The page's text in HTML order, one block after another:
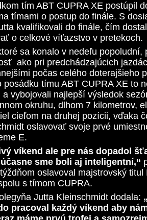
tím ABT CUPRA XE postúpil
tímami o postup do finále. S
kvalifikovali do finále, čím
o celkové víťazstvo v pretekoch.
sa konalo v nedeľu popoludní,
ako pri predchádzajúcich
počas celého doterajšieho
posádku tímu ABT CUPRA XE to
vybojovali najlepší výsledok
okruhu, dlhom 7 kilometrov,
cieľom na druhej pozícii, vďaka
oslavovať svoje prvé
E.
víkend ale pre nás dopadol
sme boli aj inteligentní,“
oslavoval majstrovský
s tímom CUPRA.
Jutta Kleinschmidt dodala:
pracoval každý víkend aby